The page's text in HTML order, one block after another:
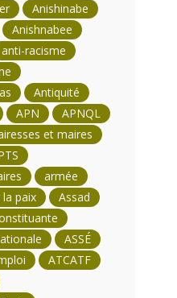
Anishinabe
Anishnabee
anti-racisme
Antiquité
APN
APNQL
et maires
armée
paix
Assad
ASSÉ
ATCATF